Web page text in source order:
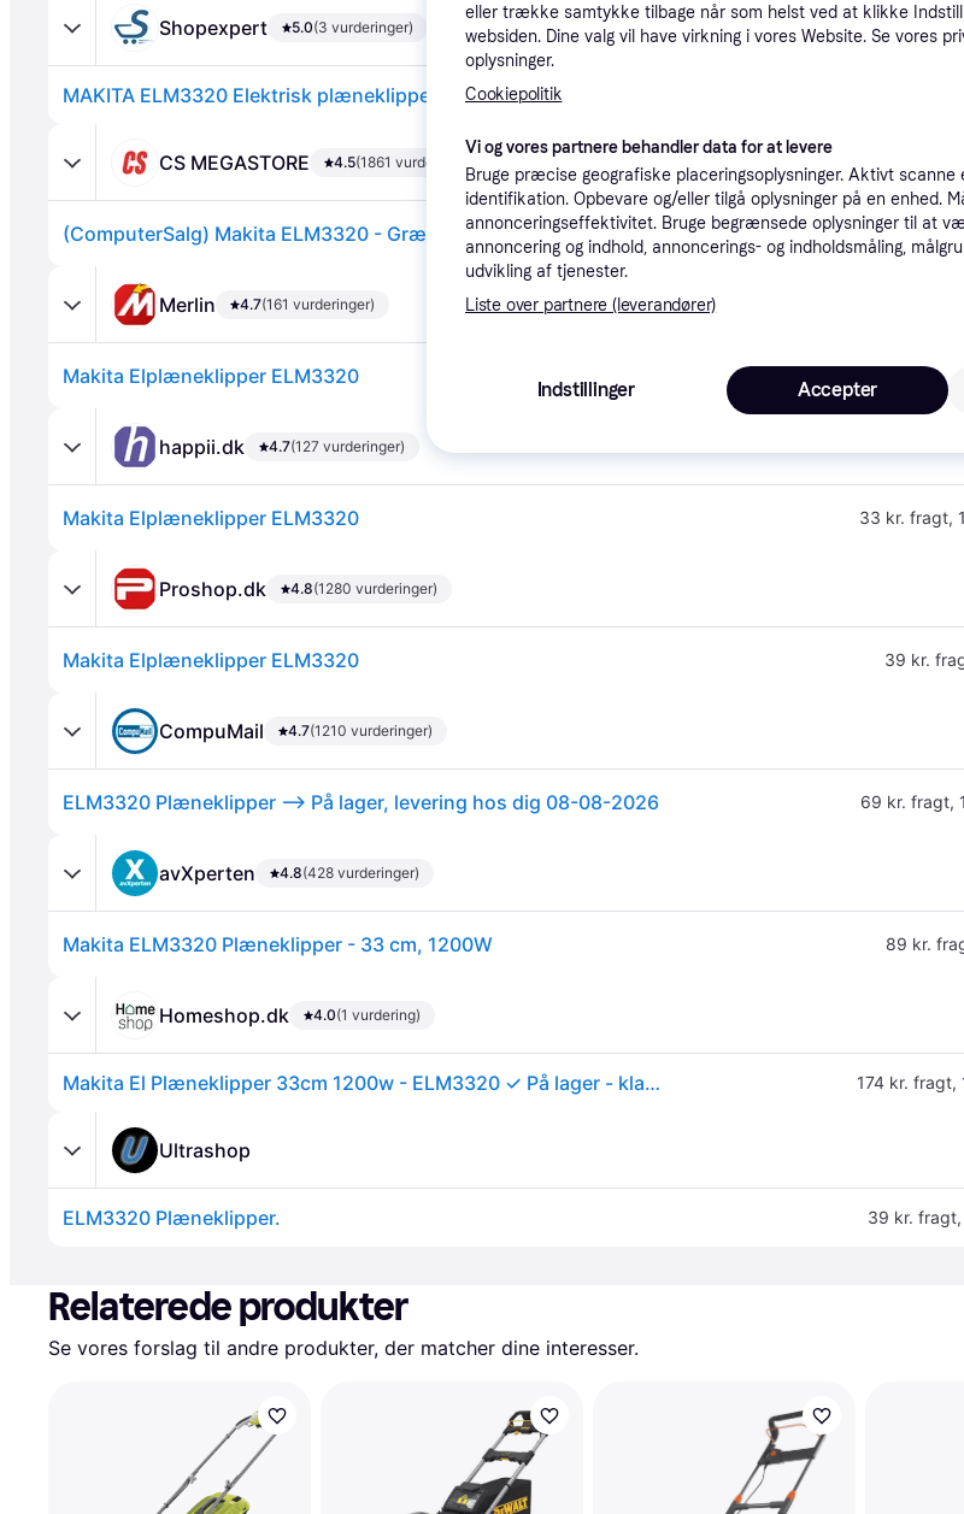
Shopexpert 5.0(3 vurderinger)
MAKITA ELM3320 Elektrisk plæneklipper 1200 W, 33 cm
CS MEGASTORE 4.5(1861 vurderinger)
(ComputerSalg) Makita ELM3320 - Græsslåmaskine - elektrisk - 1200 W - 3400 opm - 33 cm - 10.2 kg Fri
Merlin 4.7(161 vurderinger)
Makita Elplæneklipper ELM3320 Fri fragt
happii.dk 4.7(127 vurderinger)
Makita Elplæneklipper ELM3320 33 kr. fragt,
Proshop.dk 4.8(1280 vurderinger)
Makita Elplæneklipper ELM3320 39 kr.
CompuMail 4.7(1210 vurderinger)
ELM3320 Plæneklipper --> På lager, levering hos dig 08-08-2026 69 kr. fragt,
avXperten 4.8(428 vurderinger)
Makita ELM3320 Plæneklipper - 33 cm, 1200W 89 kr.
Homeshop.dk 4.0(1 vurdering)
Makita El Plæneklipper 33cm 1200w - ELM3320 ✓ På lager - klar til levering og afhentning 174 kr. fragt,
Ultrashop
ELM3320 Plæneklipper. 39 kr. fragt,
Relaterede produkter
Se vores forslag til andre produkter, der matcher dine interesser.
eller trække samtykke tilbage når som helst ved at klikke
websiden. Dine valg vil have virkning i vores Website. Se vores
oplysninger.
Cookiepolitik
Vi og vores partnere behandler data for at levere
Bruge præcise geografiske placeringsoplysninger. Aktivt
identifikation. Opbevare og/eller tilgå oplysninger på en enhed.
annonceringseffektivitet. Bruge begrænsede oplysninger til at
annoncering og indhold, annoncerings- og indholdsmåling,
udvikling af tjenester.
Liste over partnere (leverandører)
Indstillinger Accepter